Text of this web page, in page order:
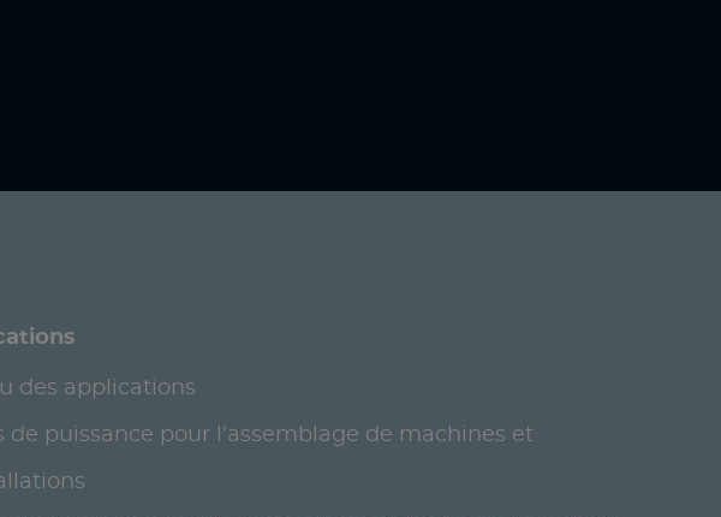
des applications
de puissance pour l'assemblage de machines et